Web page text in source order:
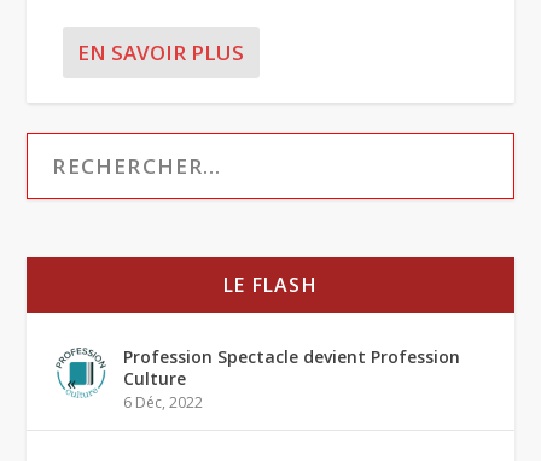
EN SAVOIR PLUS
LE FLASH
Profession Spectacle devient Profession
Culture
6 Déc, 2022